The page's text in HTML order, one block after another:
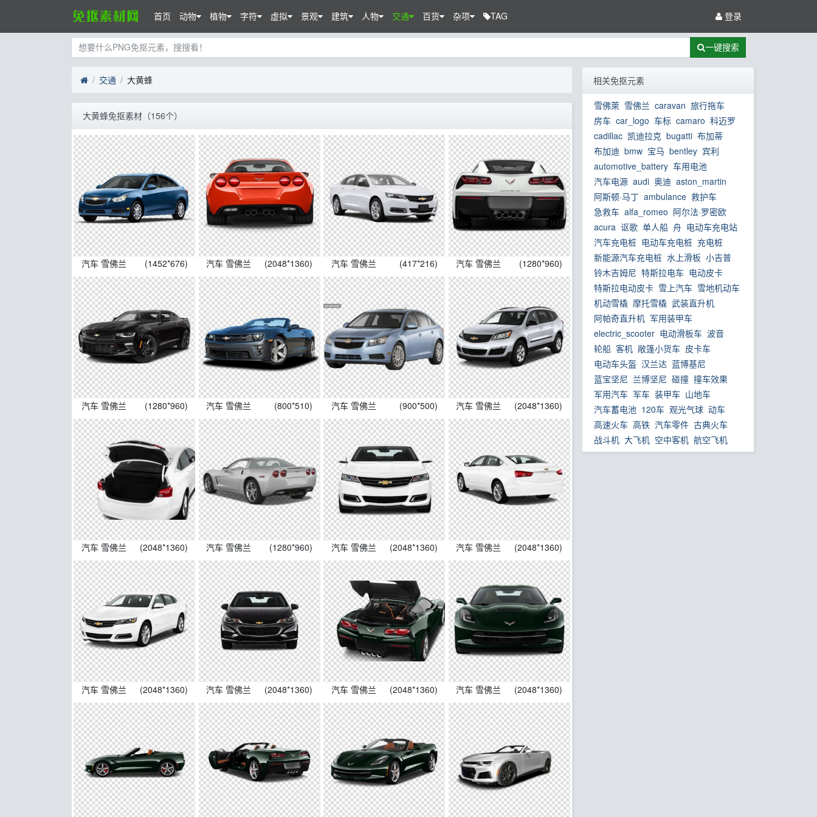
首页 动物 植物 字符 虚拟 景观 建筑 人物 交通 百货 杂项 TAG 登录
一键搜索
交通 大黄蜂
大黄蜂免抠素材（156个）
汽车 雪佛兰 (1452*676) 汽车 雪佛兰 (2048*1360) 汽车 雪佛兰 (417*216) 汽车 雪佛兰 (1280*960)
汽车 雪佛兰 (1280*960) 汽车 雪佛兰 (800*510) 汽车 雪佛兰 (900*500) 汽车 雪佛兰 (2048*1360)
汽车 雪佛兰 (2048*1360) 汽车 雪佛兰 (1280*960) 汽车 雪佛兰 (2048*1360) 汽车 雪佛兰 (2048*1360)
汽车 雪佛兰 (2048*1360) 汽车 雪佛兰 (2048*1360) 汽车 雪佛兰 (2048*1360) 汽车 雪佛兰 (2048*1360)
相关免抠元素
雪佛萊 雪佛兰 caravan 旅行拖车
房车 car_logo 车标 camaro 科迈罗
cadillac 凯迪拉克 bugatti 布加蒂
布加迪 bmw 宝马 bentley 宾利
automotive_battery 车用电池
汽车电源 audi 奥迪 aston_martin
阿斯顿·马丁 ambulance 救护车
急救车 alfa_romeo 阿尔法·罗密欧
acura 讴歌 单人船 舟 电动车充电站
汽车充电桩 电动车充电桩 充电桩
新能源汽车充电桩 水上滑板 小吉普
铃木吉姆尼 特斯拉电车 电动皮卡
特斯拉电动皮卡 雪上汽车 雪地机动车
机动雪橇 摩托雪橇 武装直升机
阿帕奇直升机 军用装甲车
electric_scooter 电动滑板车 波音
轮船 客机 敞篷小货车 皮卡车
电动车头盔 汉兰达 蓝博基尼
蓝宝坚尼 兰博坚尼 碰撞 撞车效果
军用汽车 军车 装甲车 山地车
汽车蓄电池 120车 观光气球 动车
高速火车 高铁 汽车零件 古典火车
战斗机 大飞机 空中客机 航空飞机